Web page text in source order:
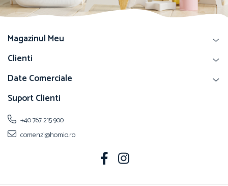
Magazinul Meu
Clienti
Date Comerciale
Suport Clienti
+40 767 215 900
comenzi@homio.ro